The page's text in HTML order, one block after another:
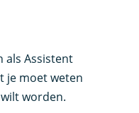
als Assistent
je moet weten
worden.